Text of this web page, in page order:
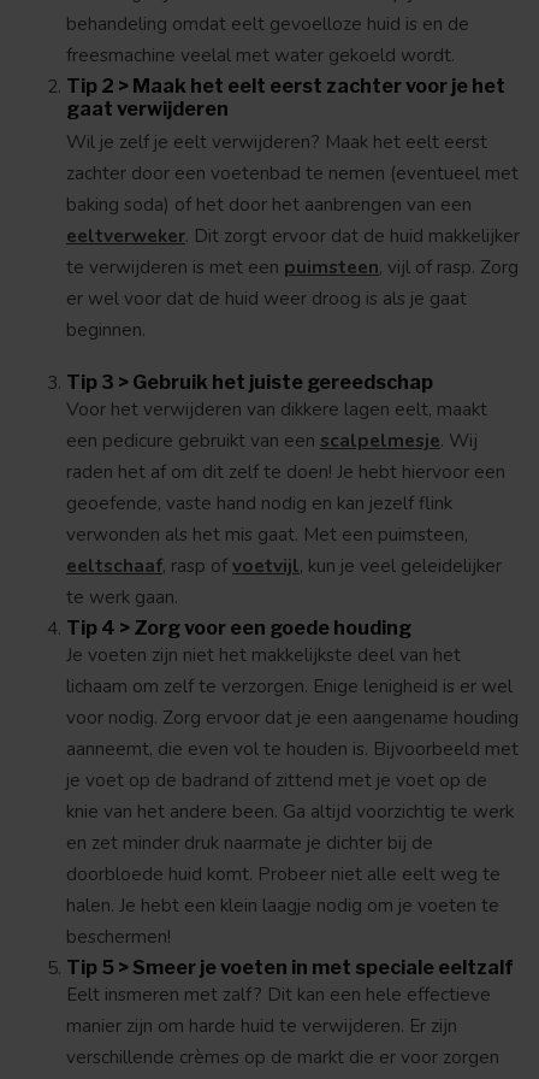
behandeling omdat eelt gevoelloze huid is en de
freesmachine veelal met water gekoeld wordt.
Tip 2 > Maak het eelt eerst zachter voor je het
gaat verwijderen
Wil je zelf je eelt verwijderen? Maak het eelt eerst
zachter door een voetenbad te nemen (eventueel met
baking soda) of het door het aanbrengen van een
eeltverweker. Dit zorgt ervoor dat de huid makkelijker
te verwijderen is met een puimsteen, vijl of rasp. Zorg
er wel voor dat de huid weer droog is als je gaat
beginnen.
Tip 3 > Gebruik het juiste gereedschap
Voor het verwijderen van dikkere lagen eelt, maakt
een pedicure gebruikt van een scalpelmesje. Wij
raden het af om dit zelf te doen! Je hebt hiervoor een
geoefende, vaste hand nodig en kan jezelf flink
verwonden als het mis gaat. Met een puimsteen,
eeltschaaf, rasp of voetvijl, kun je veel geleidelijker
te werk gaan.
Tip 4 > Zorg voor een goede houding
Je voeten zijn niet het makkelijkste deel van het
lichaam om zelf te verzorgen. Enige lenigheid is er wel
voor nodig. Zorg ervoor dat je een aangename houding
aanneemt, die even vol te houden is. Bijvoorbeeld met
je voet op de badrand of zittend met je voet op de
knie van het andere been. Ga altijd voorzichtig te werk
en zet minder druk naarmate je dichter bij de
doorbloede huid komt. Probeer niet alle eelt weg te
halen. Je hebt een klein laagje nodig om je voeten te
beschermen!
Tip 5 > Smeer je voeten in met speciale eeltzalf
Eelt insmeren met zalf? Dit kan een hele effectieve
manier zijn om harde huid te verwijderen. Er zijn
verschillende crèmes op de markt die er voor zorgen